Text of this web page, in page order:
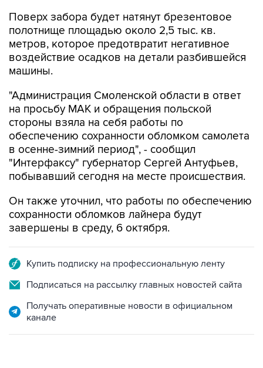
Поверх забора будет натянут брезентовое
полотнище площадью около 2,5 тыс. кв.
метров, которое предотвратит негативное
воздействие осадков на детали разбившейся
машины.
"Администрация Смоленской области в ответ
на просьбу МАК и обращения польской
стороны взяла на себя работы по
обеспечению сохранности обломком самолета
в осенне-зимний период", - сообщил
"Интерфаксу" губернатор Сергей Антуфьев,
побывавший сегодня на месте происшествия.
Он также уточнил, что работы по обеспечению
сохранности обломков лайнера будут
завершены в среду, 6 октября.
Купить подписку на профессиональную ленту
Подписаться на рассылку главных новостей сайта
Получать оперативные новости в официальном
канале